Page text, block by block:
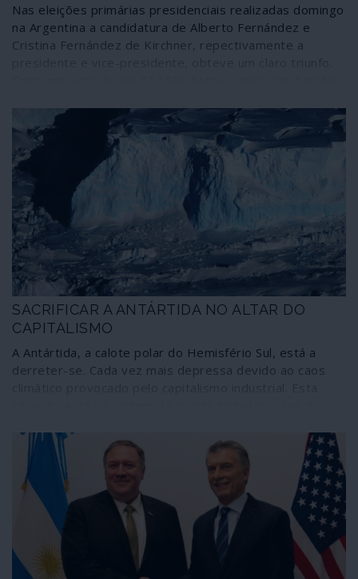
Nas eleições primárias presidenciais realizadas domingo
na Argentina a candidatura de Alberto Fernández e
Cristina Fernández de Kirchner, repectivamente a
Pichetto por mais de 15 pontos percentuais, ou mais de
quatro milhões de votos. O neoliberalismo sofreu uma
importante derrota.
SACRIFICAR A ANTÁRTIDA NO ALTAR DO
CAPITALISMO
A Antártida, a calote polar do Hemisfério Sul, está a
derreter-se. Cada vez mais depressa devido ao caos
fazendo desaparecer países insulares e inundando
cidades costeiras. Porém, em vez de combater
eficazmente as alterações climáticas e tentar resolver
estes problemas, o capitalismo parece buscar a
salvação no sacrifício de regiões da Terra, como a
Antártida.